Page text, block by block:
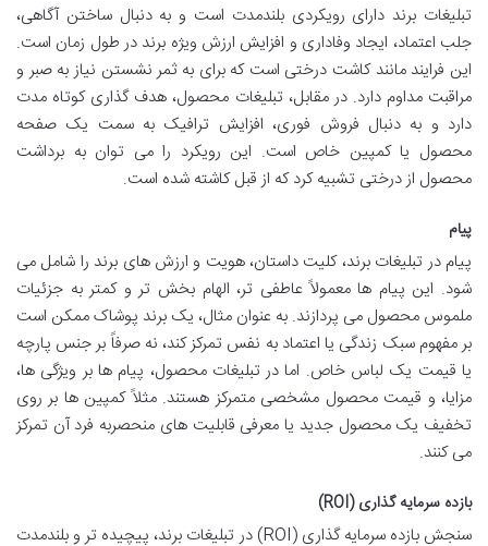
تبلیغات برند دارای رویکردی بلندمدت است و به دنبال ساختن آگاهی،
جلب اعتماد، ایجاد وفاداری و افزایش ارزش ویژه برند در طول زمان است.
این فرایند مانند کاشت درختی است که برای به ثمر نشستن نیاز به صبر و
مراقبت مداوم دارد. در مقابل، تبلیغات محصول، هدف گذاری کوتاه مدت
دارد و به دنبال فروش فوری، افزایش ترافیک به سمت یک صفحه
محصول یا کمپین خاص است. این رویکرد را می توان به برداشت
محصول از درختی تشبیه کرد که از قبل کاشته شده است.
پیام
پیام در تبلیغات برند، کلیت داستان، هویت و ارزش های برند را شامل می
شود. این پیام ها معمولاً عاطفی تر، الهام بخش تر و کمتر به جزئیات
ملموس محصول می پردازند. به عنوان مثال، یک برند پوشاک ممکن است
بر مفهوم سبک زندگی یا اعتماد به نفس تمرکز کند، نه صرفاً بر جنس پارچه
یا قیمت یک لباس خاص. اما در تبلیغات محصول، پیام ها بر ویژگی ها،
مزایا، و قیمت محصول مشخصی متمرکز هستند. مثلاً کمپین ها بر روی
تخفیف یک محصول جدید یا معرفی قابلیت های منحصربه فرد آن تمرکز
می کنند.
بازده سرمایه گذاری (ROI)
سنجش بازده سرمایه گذاری (ROI) در تبلیغات برند، پیچیده تر و بلندمدت